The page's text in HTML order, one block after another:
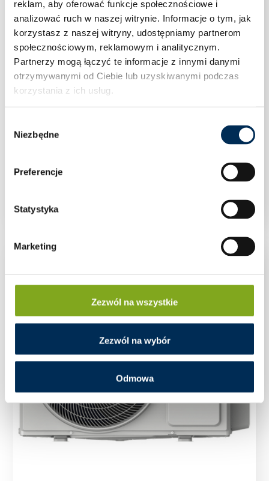
reklam, aby oferować funkcje społecznościowe i
analizować ruch w naszej witrynie. Informacje o tym, jak
korzystasz z naszej witryny, udostępniamy partnerom
społecznościowym, reklamowym i analitycznym.
Partnerzy mogą łączyć te informacje z innymi danymi
otrzymywanymi od Ciebie lub uzyskiwanymi podczas
korzystania z ich usług.
zgody
Niezbędne
Preferencje
Statystyka
Marketing
Zezwól na wszystkie
Zezwól na wybór
Odmowa
Klimatyzacja Rotenso Versu Mirror X 3,5 kW